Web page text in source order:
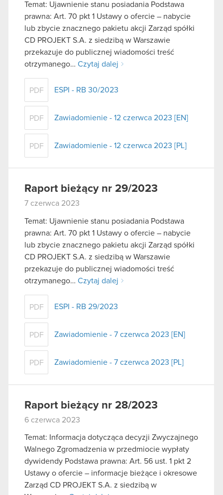
Temat: Ujawnienie stanu posiadania Podstawa
prawna: Art. 70 pkt 1 Ustawy o ofercie – nabycie
lub zbycie znacznego pakietu akcji Zarząd spółki
CD PROJEKT S.A. z siedzibą w Warszawie
przekazuje do publicznej wiadomości treść
otrzymanego… Czytaj dalej
PDF ESPI - RB 30/2023
PDF Zawiadomienie - 12 czerwca 2023 [EN]
PDF Zawiadomienie - 12 czerwca 2023 [PL]
Raport bieżący nr 29/2023
7 czerwca 2023
Temat: Ujawnienie stanu posiadania Podstawa
prawna: Art. 70 pkt 1 Ustawy o ofercie – nabycie
lub zbycie znacznego pakietu akcji Zarząd spółki
CD PROJEKT S.A. z siedzibą w Warszawie
przekazuje do publicznej wiadomości treść
otrzymanego… Czytaj dalej
PDF ESPI - RB 29/2023
PDF Zawiadomienie - 7 czerwca 2023 [EN]
PDF Zawiadomienie - 7 czerwca 2023 [PL]
Raport bieżący nr 28/2023
6 czerwca 2023
Temat: Informacja dotycząca decyzji Zwyczajnego
Walnego Zgromadzenia w przedmiocie wypłaty
dywidendy Podstawa prawna: Art. 56 ust. 1 pkt 2
Ustawy o ofercie – informacje bieżące i okresowe
Zarząd CD PROJEKT S.A. z siedzibą w